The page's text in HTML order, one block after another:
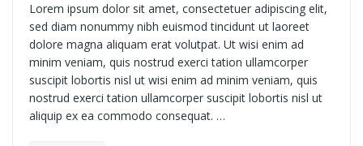
Lorem ipsum dolor sit amet, consectetuer adipiscing elit,
sed diam nonummy nibh euismod tincidunt ut laoreet
dolore magna aliquam erat volutpat. Ut wisi enim ad
minim veniam, quis nostrud exerci tation ullamcorper
suscipit lobortis nisl ut wisi enim ad minim veniam, quis
nostrud exerci tation ullamcorper suscipit lobortis nisl ut
aliquip ex ea commodo consequat. …